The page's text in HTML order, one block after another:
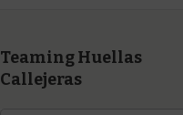
Teaming Huellas
Callejeras